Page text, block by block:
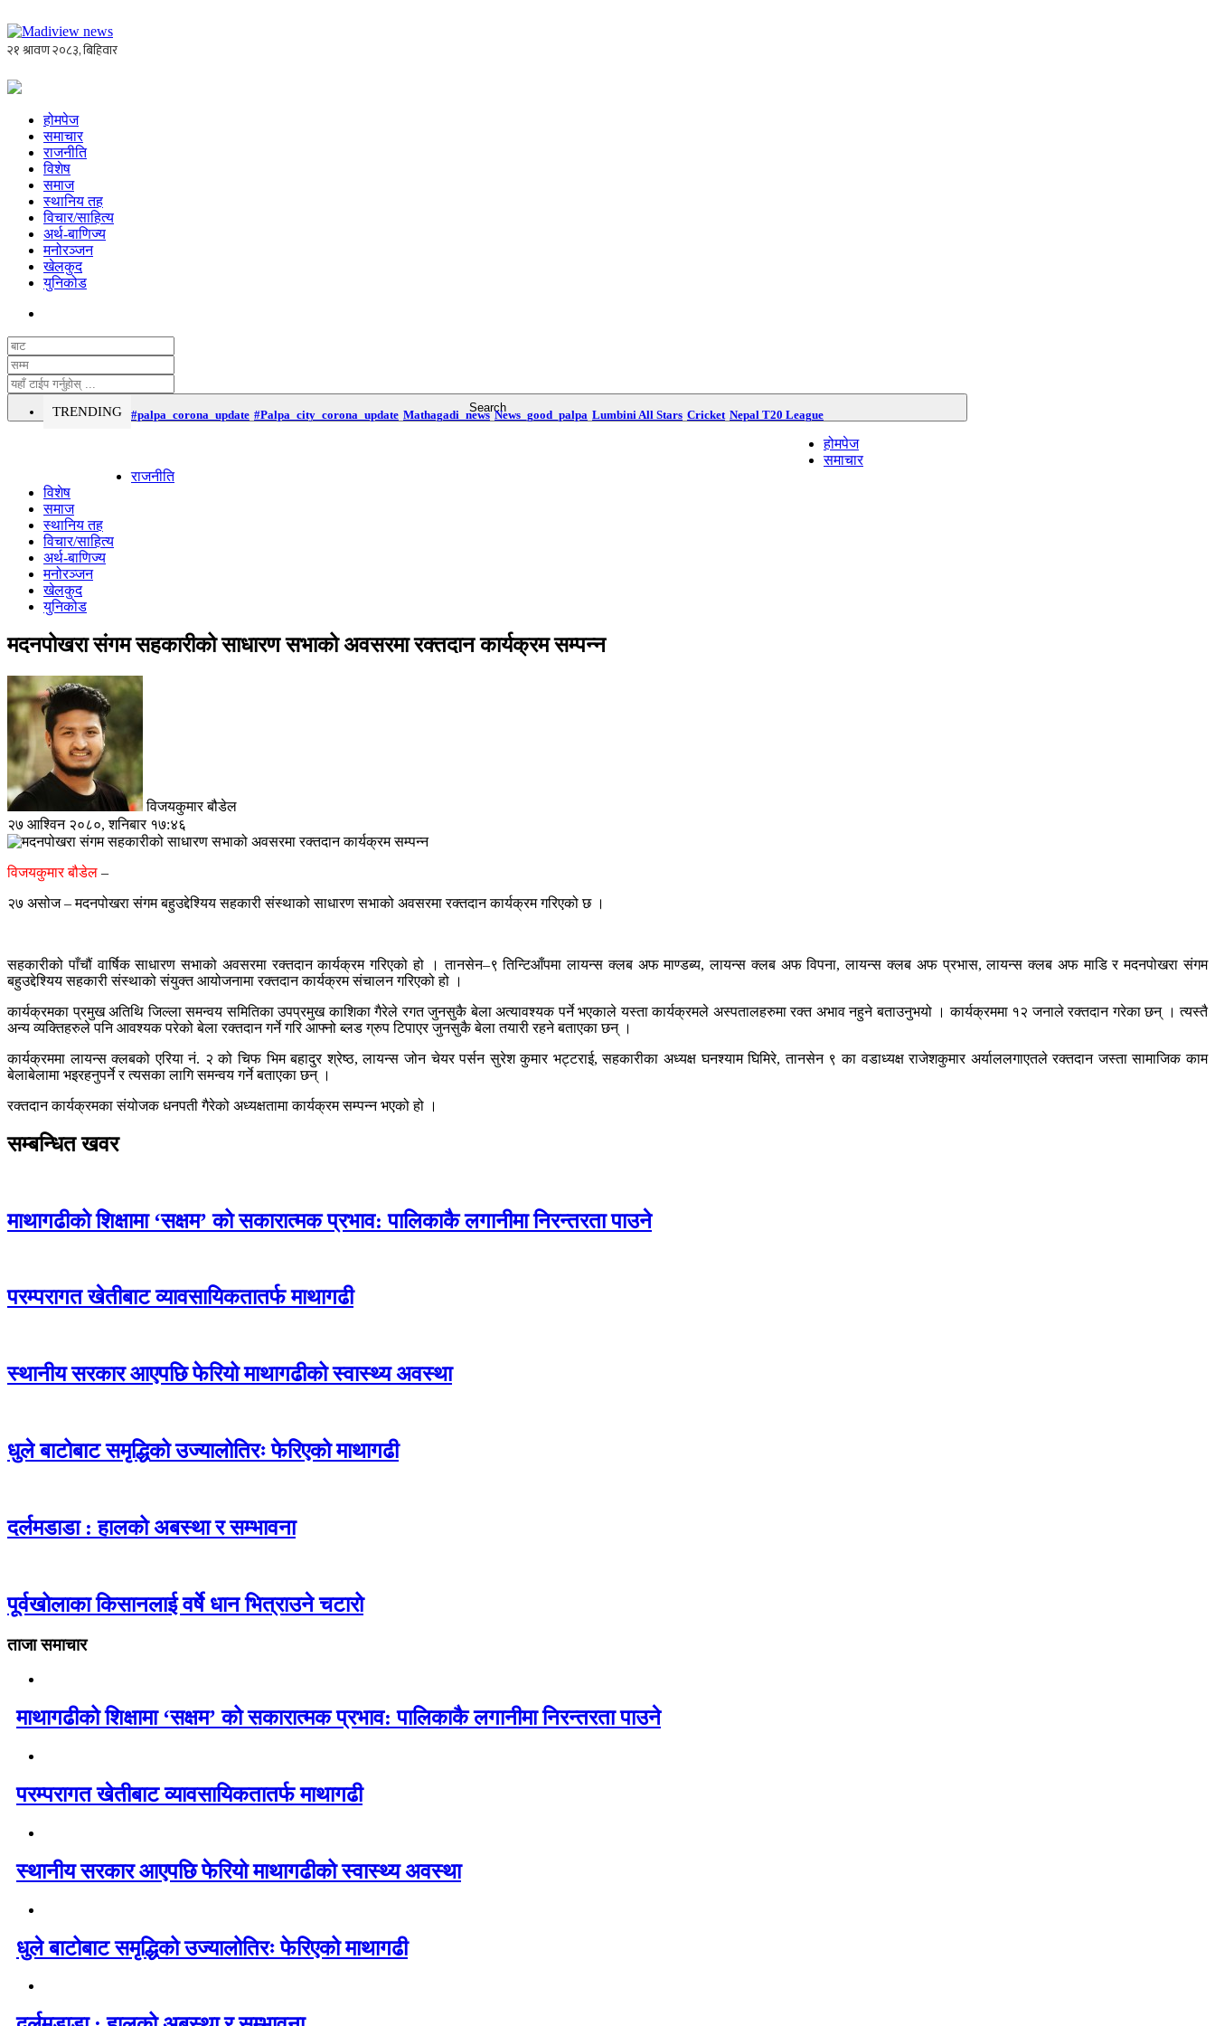
होमपेज
समाचार
राजनीति
विशेष
समाज
स्थानिय तह
विचार/साहित्य
अर्थ-बाणिज्य
मनोरञ्जन
खेलकुद
युनिकोड
TRENDING #palpa_corona_update #Palpa_city_corona_update Mathagadi_news News_good_palpa Lumbini All Stars Cricket Nepal T20 League
होमपेज
समाचार
राजनीति
विशेष
समाज
स्थानिय तह
विचार/साहित्य
अर्थ-बाणिज्य
मनोरञ्जन
खेलकुद
युनिकोड
मदनपोखरा संगम सहकारीको साधारण सभाको अवसरमा रक्तदान कार्यक्रम सम्पन्न
विजयकुमार बौडेल
२७ आश्विन २०८०, शनिबार १७:४६
विजयकुमार बौडेल –
२७ असोज – मदनपोखरा संगम बहुउद्देश्यिय सहकारी संस्थाको साधारण सभाको अवसरमा रक्तदान कार्यक्रम गरिएको छ ।
सहकारीको पाँचौं वार्षिक साधारण सभाको अवसरमा रक्तदान कार्यक्रम गरिएको हो । तानसेन–९ तिन्टिआँपमा लायन्स क्लब अफ माण्डब्य, लायन्स क्लब अफ विपना, लायन्स क्लब अफ प्रभास, लायन्स क्लब अफ माडि र मदनपोखरा संगम
बहुउद्देश्यिय सहकारी संस्थाको संयुक्त आयोजनामा रक्तदान कार्यक्रम संचालन गरिएको हो ।
कार्यक्रमका प्रमुख अतिथि जिल्ला समन्वय समितिका उपप्रमुख काशिका गैरेले रगत जुनसुकै बेला अत्यावश्यक पर्ने भएकाले यस्ता कार्यक्रमले अस्पतालहरुमा रक्त अभाव नहुने बताउनुभयो । कार्यक्रममा १२ जनाले रक्तदान गरेका छन् । त्यस्तै
अन्य व्यक्तिहरुले पनि आवश्यक परेको बेला रक्तदान गर्ने गरि आफ्नो ब्लड ग्रुप टिपाएर जुनसुकै बेला तयारी रहने बताएका छन् ।
कार्यक्रममा लायन्स क्लबको एरिया नं. २ को चिफ भिम बहादुर श्रेष्ठ, लायन्स जोन चेयर पर्सन सुरेश कुमार भट्टराई, सहकारीका अध्यक्ष घनश्याम घिमिरे, तानसेन ९ का वडाध्यक्ष राजेशकुमार अर्याललगाएतले रक्तदान जस्ता सामाजिक काम
बेलाबेलामा भइरहनुपर्ने र त्यसका लागि समन्वय गर्ने बताएका छन् ।
रक्तदान कार्यक्रमका संयोजक धनपती गैरेको अध्यक्षतामा कार्यक्रम सम्पन्न भएको हो ।
सम्बन्धित खवर
माथागढीको शिक्षामा ‘सक्षम’ को सकारात्मक प्रभाव: पालिकाकै लगानीमा निरन्तरता पाउने
परम्परागत खेतीबाट व्यावसायिकतातर्फ माथागढी
स्थानीय सरकार आएपछि फेरियो माथागढीको स्वास्थ्य अवस्था
धुले बाटोबाट समृद्धिको उज्यालोतिरः फेरिएको माथागढी
दर्लमडाडा : हालको अबस्था र सम्भावना
पूर्वखोलाका किसानलाई वर्षे धान भित्राउने चटारो
ताजा समाचार
माथागढीको शिक्षामा ‘सक्षम’ को सकारात्मक प्रभाव: पालिकाकै लगानीमा निरन्तरता पाउने
परम्परागत खेतीबाट व्यावसायिकतातर्फ माथागढी
स्थानीय सरकार आएपछि फेरियो माथागढीको स्वास्थ्य अवस्था
धुले बाटोबाट समृद्धिको उज्यालोतिरः फेरिएको माथागढी